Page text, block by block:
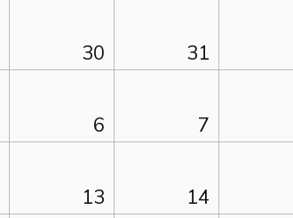
30 31
6 7
13 14